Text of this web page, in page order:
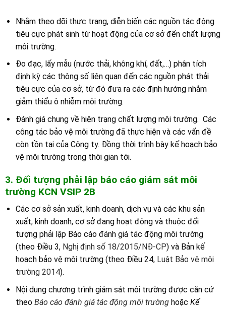
Nhằm theo dõi thực trạng, diễn biến các nguồn tác động
tiêu cực phát sinh từ hoạt động của cơ sở đến chất lượng
môi trường.
Đo đạc, lấy mẫu (nước thải, không khí, đất,…) phân tích
định kỳ các thông số liên quan đến các nguồn phát thải
tiêu cực của cơ sở, từ đó đưa ra các định hướng nhằm
giảm thiểu ô nhiễm môi trường.
Đánh giá chung về hiện trạng chất lượng môi trường. Các
công tác bảo vệ môi trường đã thực hiện và các vấn đề
còn tồn tại của Công ty. Đồng thời trình bày kế hoạch bảo
vệ môi trường trong thời gian tới.
3. Đối tượng phải lập báo cáo giám sát môi
trường KCN VSIP 2B
Các cơ sở sản xuất, kinh doanh, dịch vụ và các khu sản
xuất, kinh doanh, cơ sở đang hoạt động và thuộc đối
tượng phải lập Báo cáo đánh giá tác động môi trường
(theo Điều 3, Nghị định số 18/2015/NĐ-CP) và Bản kế
hoạch bảo vệ môi trường (theo Điều 24, Luật Bảo vệ môi
trường 2014).
Nội dung chương trình giám sát môi trường được căn cứ
theo Báo cáo đánh giá tác động môi trườnghoặc Kế